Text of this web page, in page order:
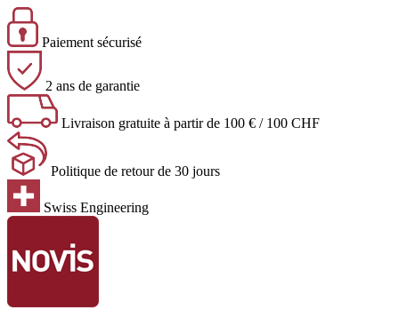
Paiement sécurisé
2 ans de garantie
Livraison gratuite à partir de 100 € / 100 CHF
Politique de retour de 30 jours
Swiss Engineering